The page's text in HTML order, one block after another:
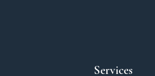
Services